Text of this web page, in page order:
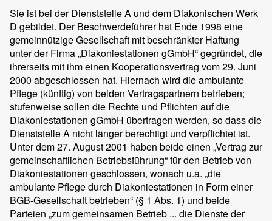
Sie ist bei der Dienststelle A und dem Diakonischen Werk
D gebildet. Der Beschwerdeführer hat Ende 1998 eine
gemeinnützige Gesellschaft mit beschränkter Haftung
unter der Firma „Diakoniestationen gGmbH“ gegründet, die
ihrerseits mit ihm einen Kooperationsvertrag vom 29. Juni
2000 abgeschlossen hat. Hiernach wird die ambulante
Pflege (künftig) von beiden Vertragspartnern betrieben;
stufenweise sollen die Rechte und Pflichten auf die
Diakoniestationen gGmbH übertragen werden, so dass die
Dienststelle A nicht länger berechtigt und verpflichtet ist.
Unter dem 27. August 2001 haben beide einen „Vertrag zur
gemeinschaftlichen Betriebsführung“ für den Betrieb von
Diakoniestationen geschlossen, wonach u.a. „die
ambulante Pflege durch Diakoniestationen in Form einer
BGB-Gesellschaft betrieben“ (§ 1 Abs. 1) und beide
Parteien „zum gemeinsamen Betrieb ... die Dienste der